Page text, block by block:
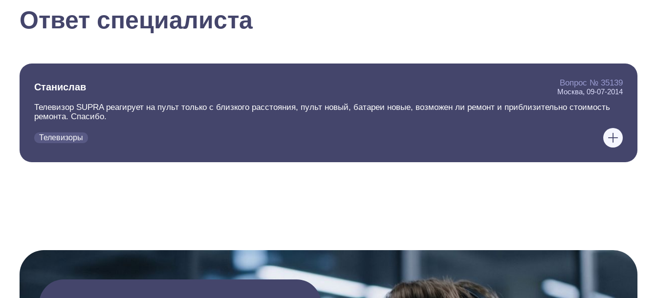
Ответ специалиста
Станислав Вопрос № 35139
Москва, 09-07-2014
Телевизор SUPRA реагирует на пульт только с близкого расстояния, пульт новый, батареи новые, возможен ли ремонт и приблизительно стоимость
ремонта. Спасибо.
Телевизоры